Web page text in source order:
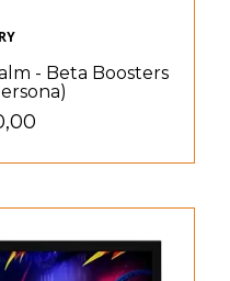
- Beta Boosters